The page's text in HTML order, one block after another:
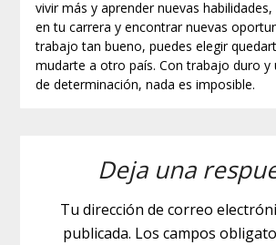
vivir más y aprender nuevas
en tu carrera y encontrar nuevas
trabajo tan bueno, puedes elegir
mudarte a otro país. Con trabajo duro y
de determinación, nada es imposible.
Deja una
Tu dirección de correo
publicada. Los campos